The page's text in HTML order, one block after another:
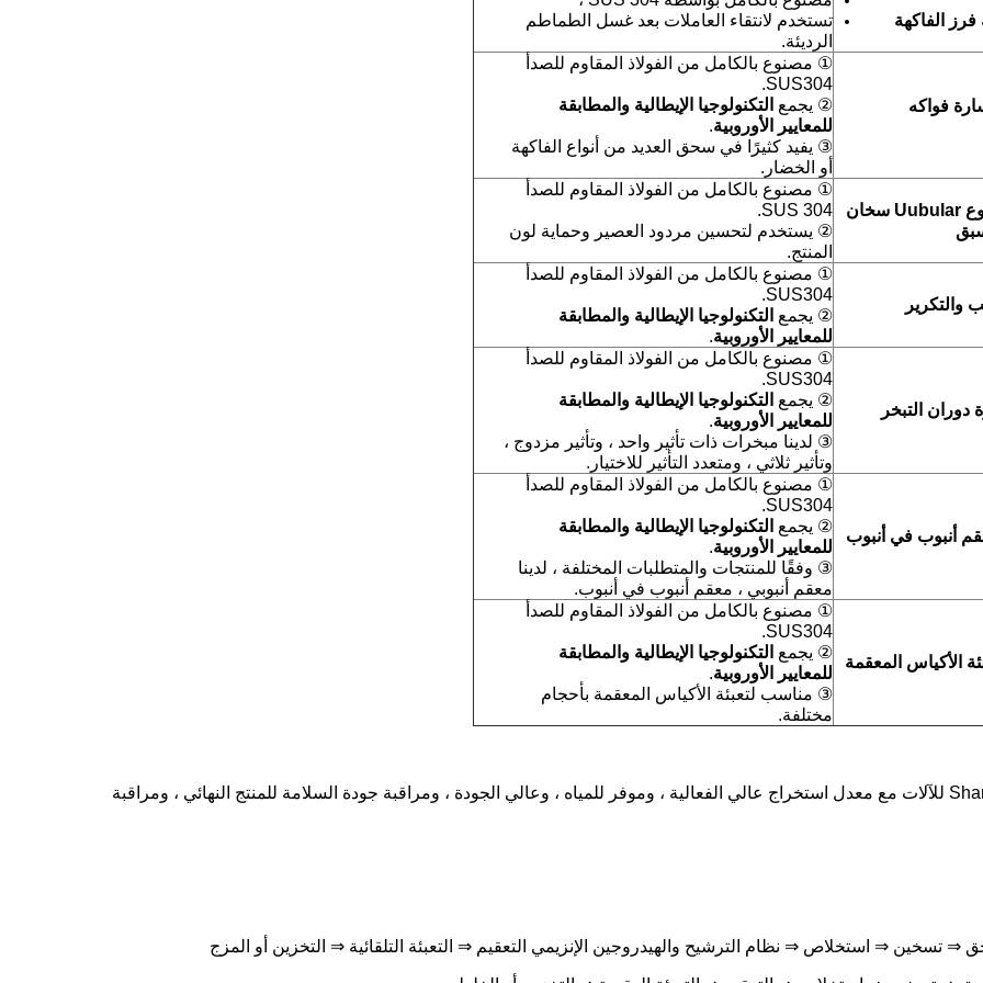
فرز الفاكهة
تستخدم لانتقاء العاملات بعد غسل الطماطم
الرديئة.
فواكه
① مصنوع بالكامل من الفولاذ المقاوم للصدأ
SUS304.
② يجمع التكنولوجيا الإيطالية والمطابقة
للمعايير الأوروبية.
③ يفيد كثيرًا في سحق العديد من أنواع الفاكهة
أو الخضار.
نوع Uubular سخان
① مصنوع بالكامل من الفولاذ المقاوم للصدأ
SUS 304.
② يستخدم لتحسين مردود العصير وحماية لون
المنتج.
والتكرير
① مصنوع بالكامل من الفولاذ المقاوم للصدأ
SUS304.
② يجمع التكنولوجيا الإيطالية والمطابقة
للمعايير الأوروبية.
دوران التبخر
① مصنوع بالكامل من الفولاذ المقاوم للصدأ
SUS304.
② يجمع التكنولوجيا الإيطالية والمطابقة
للمعايير الأوروبية.
③ لدينا مبخرات ذات تأثير واحد ، وتأثير مزدوج ،
وتأثير ثلاثي ، ومتعدد التأثير للاختيار.
أنبوب في أنبوب
① مصنوع بالكامل من الفولاذ المقاوم للصدأ
SUS304.
② يجمع التكنولوجيا الإيطالية والمطابقة
للمعايير الأوروبية.
③ وفقًا للمنتجات والمتطلبات المختلفة ، لدينا
معقم أنبوبي ، معقم أنبوب في أنبوب.
الأكياس المعقمة
① مصنوع بالكامل من الفولاذ المقاوم للصدأ
SUS304.
② يجمع التكنولوجيا الإيطالية والمطابقة
للمعايير الأوروبية.
③ مناسب لتعبئة الأكياس المعقمة بأحجام
مختلفة.
يعمل خط معالجة التفاح والكمثرى من شركة Shanghai Gofun للآلات مع معدل استخراج عالي الفعالية ، وموفر للمياه ، وعالي الجودة ، ومراقبة جودة السلامة للمنتج النهائي ، ومراقبة
⇒ تسخين ⇒ استخلاص ⇒ نظام الترشيح والهيدروجين الإنزيمي التعقيم ⇒ التعبئة التلقائية ⇒ التخزين أو المزج